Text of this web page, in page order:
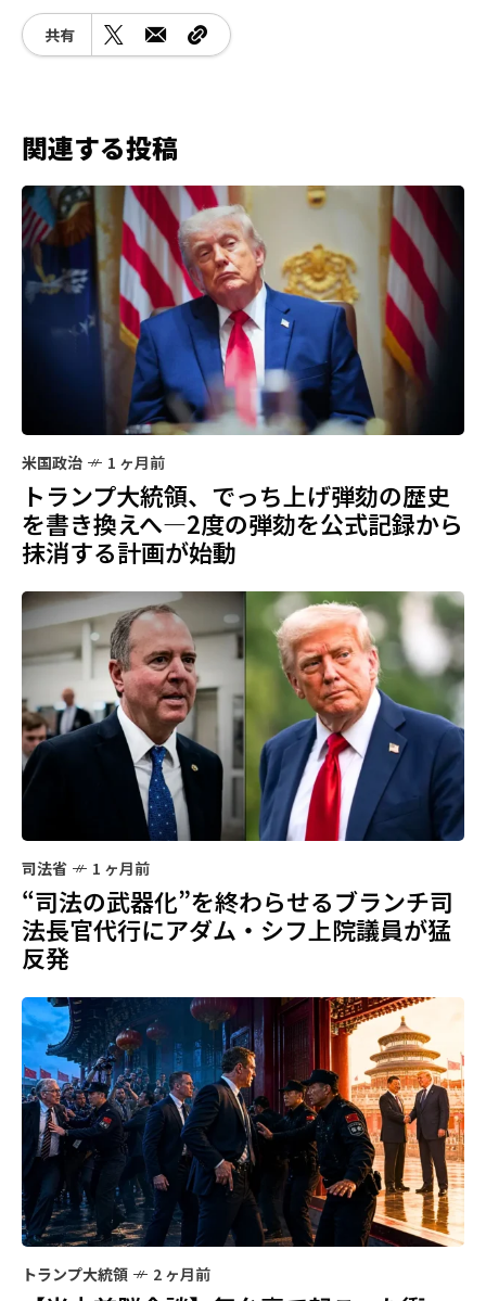
共有
関連する投稿
米国政治 1 ヶ月前
トランプ大統領、でっち上げ弾劾の歴史
を書き換えへ—2度の弾劾を公式記録から
抹消する計画が始動
司法省 1 ヶ月前
“司法の武器化”を終わらせるブランチ司
法長官代行にアダム・シフ上院議員が猛
反発
トランプ大統領 2 ヶ月前